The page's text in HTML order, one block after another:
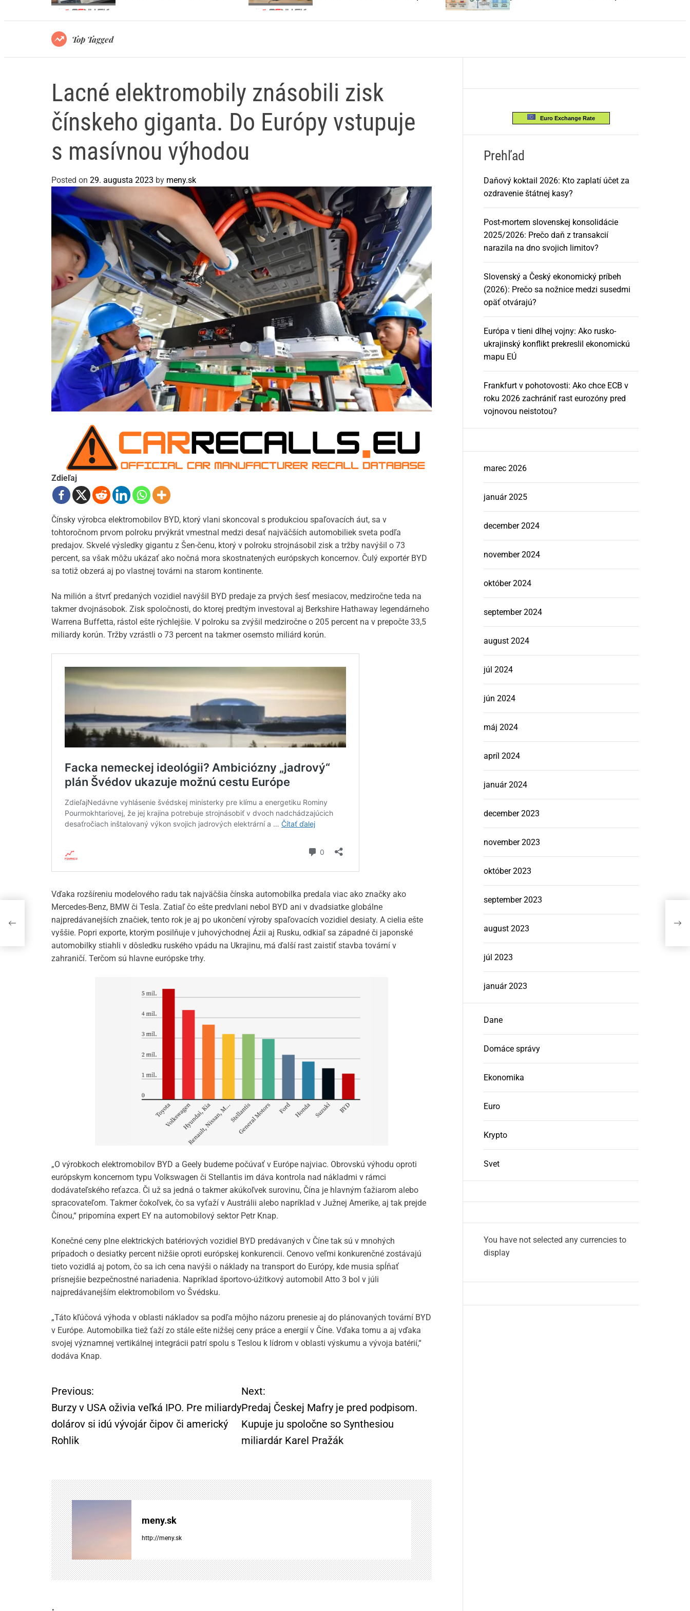
m
dno svojich limitov?
otvárajú?
EÚ
Top Tagged
Lacné elektromobily znásobili zisk
čínskeho giganta. Do Európy vstupuje
s masívnou výhodou
Posted on 29. augusta 2023 by meny.sk
Zdieľaj
Čínsky výrobca elektromobilov BYD, ktorý vlani skoncoval s produkciou spaľovacích áut, sa v
tohtoročnom prvom polroku prvýkrát vmestnal medzi desať najväčších automobiliek sveta podľa
predajov. Skvelé výsledky gigantu z Šen-čenu, ktorý v polroku strojnásobil zisk a tržby navýšil o 73
percent, sa však môžu ukázať ako nočná mora skostnatených európskych koncernov. Čulý exportér BYD
sa totiž obzerá aj po vlastnej továrni na starom kontinente.
Na milión a štvrť predaných vozidiel navýšil BYD predaje za prvých šesť mesiacov, medziročne teda na
takmer dvojnásobok. Zisk spoločnosti, do ktorej predtým investoval aj Berkshire Hathaway legendárneho
Warrena Buffetta, rástol ešte rýchlejšie. V polroku sa zvýšil medziročne o 205 percent na v prepočte 33,5
miliardy korún. Tržby vzrástli o 73 percent na takmer osemsto miliárd korún.
Vďaka rozšíreniu modelového radu tak najväčšia čínska automobilka predala viac ako značky ako
Mercedes-Benz, BMW či Tesla. Zatiaľ čo ešte predvlani nebol BYD ani v dvadsiatke globálne
najpredávanejších značiek, tento rok je aj po ukončení výroby spaľovacích vozidiel desiaty. A cielia ešte
vyššie. Popri exporte, ktorým posilňuje v juhovýchodnej Ázii aj Rusku, odkiaľ sa západné či japonské
automobilky stiahli v dôsledku ruského vpádu na Ukrajinu, má ďalší rast zaistiť stavba tovární v
zahraničí. Terčom sú hlavne európske trhy.
„O výrobkoch elektromobilov BYD a Geely budeme počúvať v Európe najviac. Obrovskú výhodu oproti
európskym koncernom typu Volkswagen či Stellantis im dáva kontrola nad nákladmi v rámci
dodávateľského reťazca. Či už sa jedná o takmer akúkoľvek surovinu, Čína je hlavným ťažiarom alebo
spracovateľom. Takmer čokoľvek, čo sa vyťaží v Austrálii alebo napríklad v Južnej Amerike, aj tak prejde
Čínou,“ pripomína expert EY na automobilový sektor Petr Knap.
Konečné ceny plne elektrických batériových vozidiel BYD predávaných v Číne tak sú v mnohých
prípadoch o desiatky percent nižšie oproti európskej konkurencii. Cenovo veľmi konkurenčné zostávajú
tieto vozidlá aj potom, čo sa ich cena navýši o náklady na transport do Európy, kde musia spĺňať
prísnejšie bezpečnostné nariadenia. Napríklad športovo-úžitkový automobil Atto 3 bol v júli
najpredávanejším elektromobilom vo Švédsku.
„Táto kľúčová výhoda v oblasti nákladov sa podľa môjho názoru prenesie aj do plánovaných tovární BYD
v Európe. Automobilka tiež ťaží zo stále ešte nižšej ceny práce a energií v Číne. Vďaka tomu a aj vďaka
svojej významnej vertikálnej integrácii patrí spolu s Teslou k lídrom v oblasti výskumu a vývoja batérií,“
dodáva Knap.
N
a
v
g
á
c
i
Previous:
Burzy v USA oživia veľká IPO. Pre miliardy
dolárov si idú vývojár čipov či americký
Rohlik
Next:
Predaj Českej Mafry je pred podpisom.
Kupuje ju spoločne so Synthesiou
miliardár Karel Pražák
meny.sk
http://meny.sk
.
Euro Exchange Rate
Prehľad
Daňový koktail 2026: Kto zaplatí účet za
ozdravenie štátnej kasy?
Post-mortem slovenskej konsolidácie
2025/2026: Prečo daň z transakcií
narazila na dno svojich limitov?
Slovenský a Český ekonomický príbeh
(2026): Prečo sa nožnice medzi susedmi
opäť otvárajú?
Európa v tieni dlhej vojny: Ako rusko-
ukrajinský konflikt prekreslil ekonomickú
mapu EÚ
Frankfurt v pohotovosti: Ako chce ECB v
roku 2026 zachrániť rast eurozóny pred
vojnovou neistotou?
marec 2026
január 2025
december 2024
november 2024
október 2024
september 2024
august 2024
júl 2024
jún 2024
máj 2024
apríl 2024
január 2024
december 2023
november 2023
október 2023
september 2023
august 2023
júl 2023
január 2023
Dane
Domáce správy
Ekonomika
Euro
Krypto
Svet
You have not selected any currencies to
display